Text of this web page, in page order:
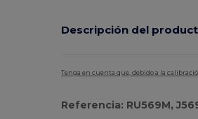
Descripción del
Tenga en cuenta que, debido a la
Referencia: RU569M,